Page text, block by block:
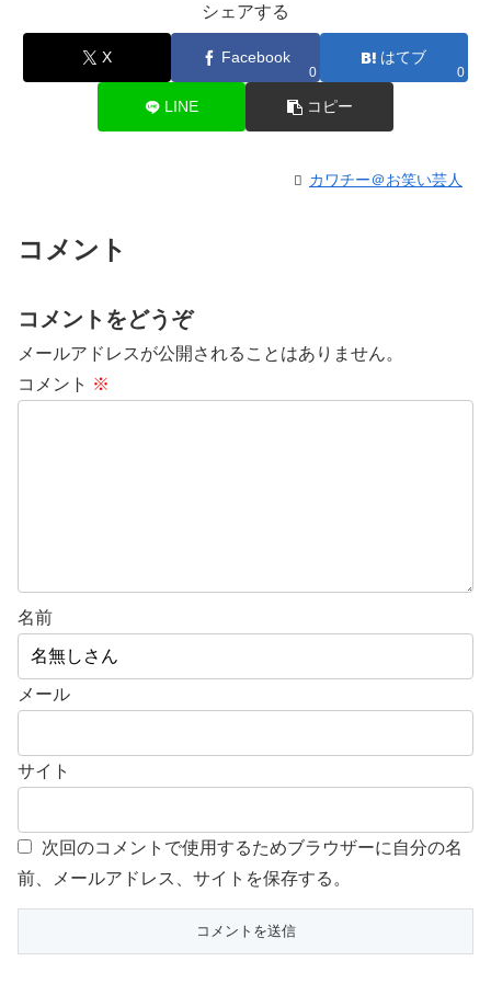
シェアする
X Facebook
0
はてブ
0
LINE コピー
カワチー＠お笑い芸人
コメント
コメントをどうぞ
メールアドレスが公開されることはありません。
コメント ※
名前
メール
サイト
次回のコメントで使用するためブラウザーに自分の名
前、メールアドレス、サイトを保存する。